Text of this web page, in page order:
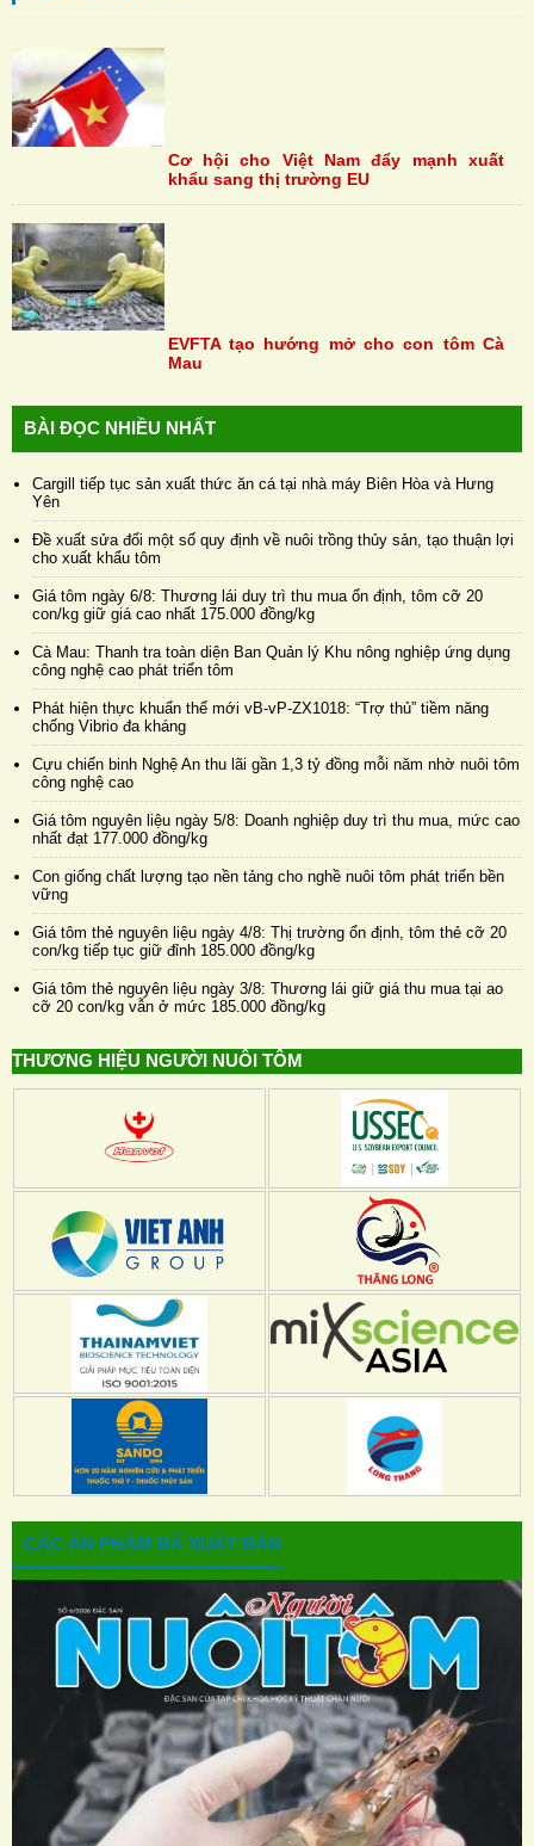
Cơ hội cho Việt Nam đẩy mạnh xuất
khẩu sang thị trường EU
EVFTA tạo hướng mở cho con tôm Cà
Mau
BÀI ĐỌC NHIỀU NHẤT
Cargill tiếp tục sản xuất thức ăn cá tại nhà máy Biên Hòa và Hưng
Yên
Đề xuất sửa đổi một số quy định về nuôi trồng thủy sản, tạo thuận lợi
cho xuất khẩu tôm
Giá tôm ngày 6/8: Thương lái duy trì thu mua ổn định, tôm cỡ 20
con/kg giữ giá cao nhất 175.000 đồng/kg
Cà Mau: Thanh tra toàn diện Ban Quản lý Khu nông nghiệp ứng dụng
công nghệ cao phát triển tôm
Phát hiện thực khuẩn thể mới vB-vP-ZX1018: “Trợ thủ” tiềm năng
chống Vibrio đa kháng
Cựu chiến binh Nghệ An thu lãi gần 1,3 tỷ đồng mỗi năm nhờ nuôi tôm
công nghệ cao
Giá tôm nguyên liệu ngày 5/8: Doanh nghiệp duy trì thu mua, mức cao
nhất đạt 177.000 đồng/kg
Con giống chất lượng tạo nền tảng cho nghề nuôi tôm phát triển bền
vững
Giá tôm thẻ nguyên liệu ngày 4/8: Thị trường ổn định, tôm thẻ cỡ 20
con/kg tiếp tục giữ đỉnh 185.000 đồng/kg
Giá tôm thẻ nguyên liệu ngày 3/8: Thương lái giữ giá thu mua tại ao
cỡ 20 con/kg vẫn ở mức 185.000 đồng/kg
THƯƠNG HIỆU NGƯỜI NUÔI TÔM
CÁC ẤN PHẨM ĐÃ XUẤT BẢN